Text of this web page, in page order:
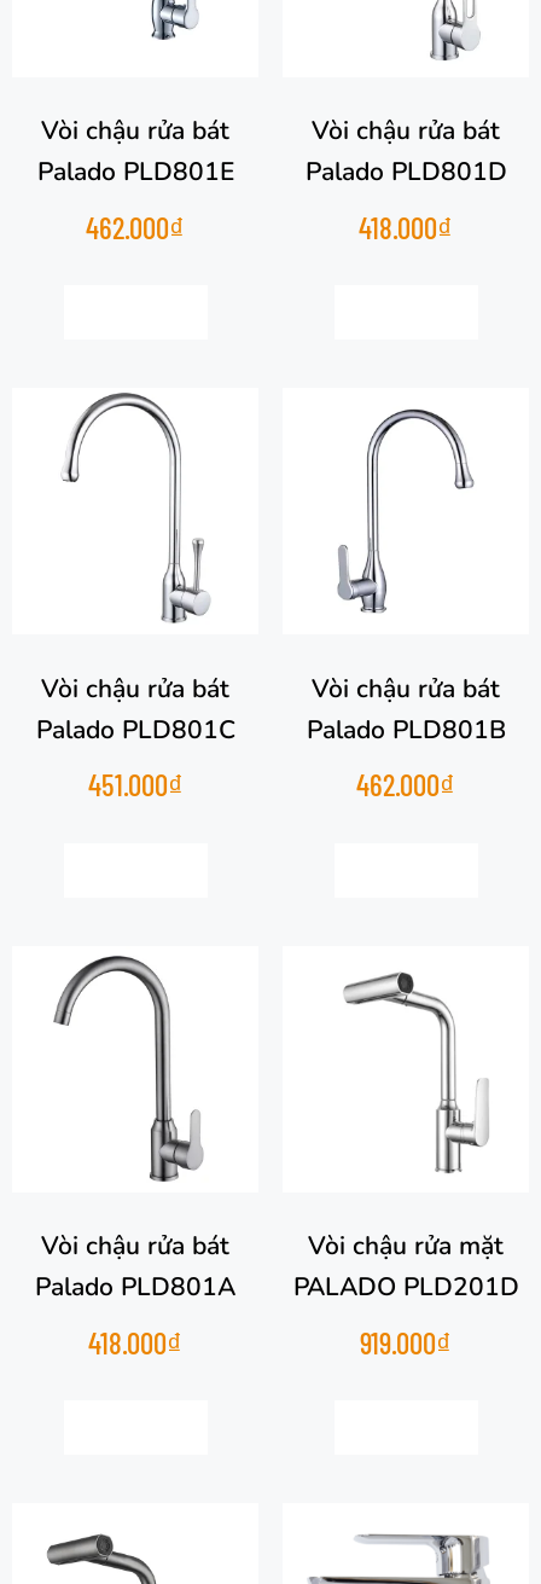
Vòi chậu rửa bát
Palado PLD801E
462.000₫
Vòi chậu rửa bát
Palado PLD801D
418.000₫
Vòi chậu rửa bát
Palado PLD801C
451.000₫
Vòi chậu rửa bát
Palado PLD801B
462.000₫
Vòi chậu rửa bát
Palado PLD801A
418.000₫
Vòi chậu rửa mặt
PALADO PLD201D
919.000₫